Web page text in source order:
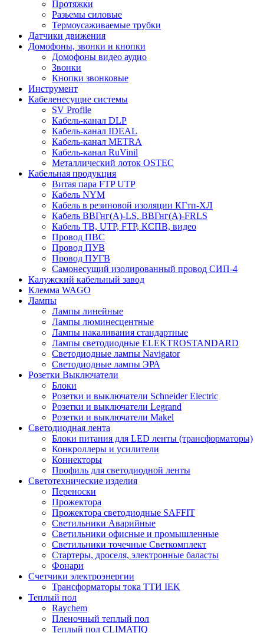
Протяжки
Разьемы силовые
Термоусаживаемые трубки
Датчики движения
Домофоны, звонки и кнопки
Домофоны видео аудио
Звонки
Кнопки звонковые
Инструмент
Кабеленесущие системы
SV Profile
Кабель-канал DLP
Кабель-канал IDEAL
Кабель-канал METRA
Кабель-канал RuVinil
Металлический лоток OSTEC
Кабельная продукция
Витая пара FTP UTP
Кабель NYM
Кабель в резиновой изоляции КГтп-ХЛ
Кабель ВВГнг(А)-LS, ВВГнг(А)-FRLS
Кабель ТВ, UTP, FTP, КСПВ, видео
Провод ПВС
Провод ПУВ
Провод ПУГВ
Самонесущий изолированный провод СИП-4
Калужский кабельный завод
Клемма WAGO
Лампы
Лампы линейные
Лампы люминесцентные
Лампы накаливания стандартные
Лампы светодиодные ELEKTROSTANDARD
Светодиодные лампы Navigator
Светодиодные лампы ЭРА
Розетки Выключатели
Блоки
Розетки и выключатели Schneider Electric
Розетки и выключатели Legrand
Розетки и выключатели Makel
Светодиодная лента
Блоки питания для LED ленты (трансформаторы)
Конкроллеры и усилители
Коннекторы
Профиль для светодиодной ленты
Светотехнические изделия
Переноски
Прожектора
Прожектора светодиодные SAFFIT
Светильники Аварийные
Светильники офисные и промышленные
Светильники точечные Светкомплект
Стартеры, дроселя, электронные баласты
Фонари
Счетчики электроэнергии
Трансформаторы тока ТТИ IEK
Теплый пол
Raychem
Пленочный теплый пол
Теплый пол CLIMATIQ